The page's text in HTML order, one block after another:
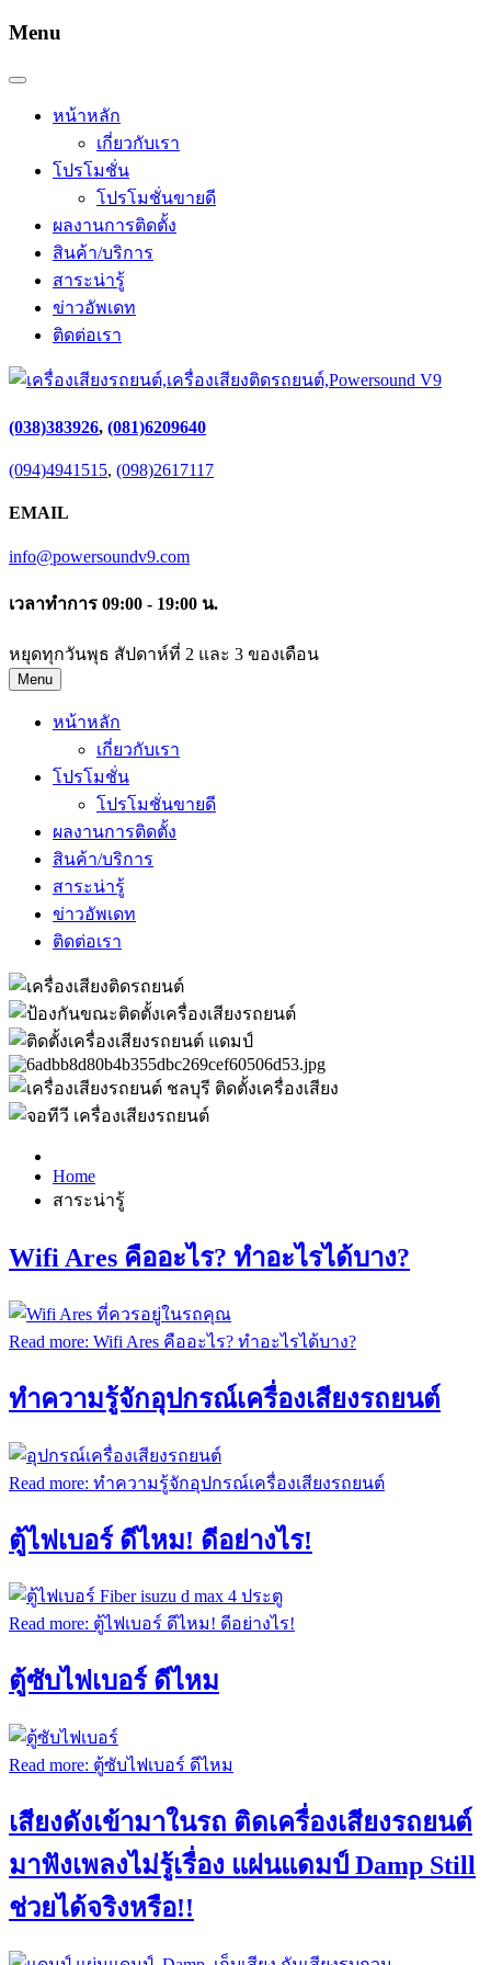
Menu
หน้าหลัก
เกี่ยวกับเรา
โปรโมชั่น
โปรโมชั่นขายดี
ผลงานการติดตั้ง
สินค้า/บริการ
สาระน่ารู้
ข่าวอัพเดท
ติดต่อเรา
(038)383926, (081)6209640
(094)4941515, (098)2617117
EMAIL
info@powersoundv9.com
เวลาทำการ 09:00 - 19:00 น.
หยุดทุกวันพุธ สัปดาห์ที่ 2 และ 3 ของเดือน
Menu
หน้าหลัก
เกี่ยวกับเรา
โปรโมชั่น
โปรโมชั่นขายดี
ผลงานการติดตั้ง
สินค้า/บริการ
สาระน่ารู้
ข่าวอัพเดท
ติดต่อเรา
Home
สาระน่ารู้
Wifi Ares คืออะไร? ทำอะไรได้บาง?
Read more: Wifi Ares คืออะไร? ทำอะไรได้บาง?
ทำความรู้จักอุปกรณ์เครื่องเสียงรถยนต์
Read more: ทำความรู้จักอุปกรณ์เครื่องเสียงรถยนต์
ตู้ไฟเบอร์ ดีไหม! ดีอย่างไร!
Read more: ตู้ไฟเบอร์ ดีไหม! ดีอย่างไร!
ตู้ซับไฟเบอร์ ดีไหม
Read more: ตู้ซับไฟเบอร์ ดีไหม
เสียงดังเข้ามาในรถ ติดเครื่องเสียงรถยนต์
มาฟังเพลงไม่รู้เรื่อง แผ่นแดมป์ Damp Still
ช่วยได้จริงหรือ!!